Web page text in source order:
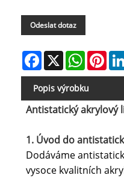
Odeslat dotaz
Facebook
X WhatsApp
Popis výrobku
Antistatický akrylový
1. Úvod do
Dodáváme
vysoce kvalitních